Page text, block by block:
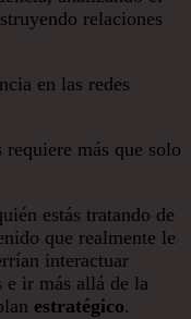
relaciones
en las redes
más que solo
estás tratando de
que realmente le
interactuar
e ir más allá de la
estratégico.